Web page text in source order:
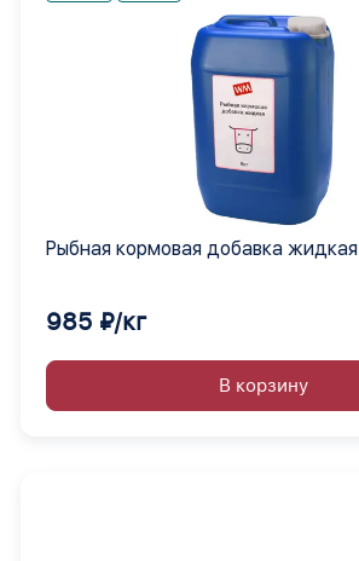
Рыбная кормовая добавка жидкая
985 ₽/кг
В корзину